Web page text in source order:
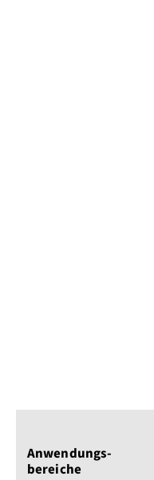
Anwendungs­
bereiche